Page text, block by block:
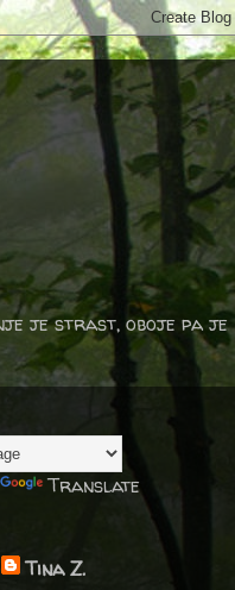
je strast, oboje pa je
Translate
Tina Z.